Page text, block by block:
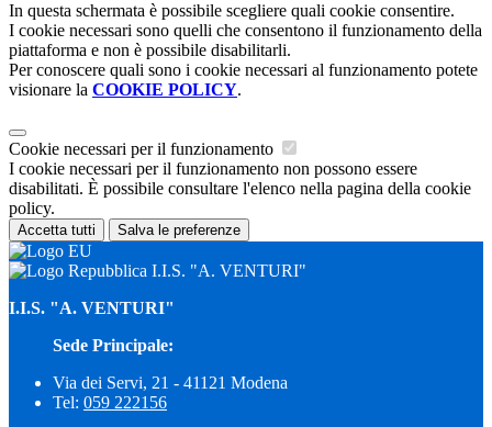
In questa schermata è possibile scegliere quali cookie consentire.
I cookie necessari sono quelli che consentono il funzionamento della
piattaforma e non è possibile disabilitarli.
Per conoscere quali sono i cookie necessari al funzionamento potete
visionare la COOKIE POLICY.
Cookie necessari per il funzionamento
I cookie necessari per il funzionamento non possono essere
disabilitati. È possibile consultare l'elenco nella pagina della cookie
policy.
Accetta tutti Salva le preferenze
I.I.S. "A. VENTURI"
I.I.S. "A. VENTURI"
Sede Principale:
Via dei Servi, 21 - 41121 Modena
Tel: 059 222156